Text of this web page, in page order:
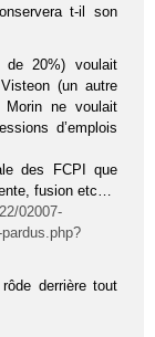
t-il son
de 20%) voulait
(un autre
Morin ne voulait
d’emplois
des FCPI que
fusion etc…
02007-
derrière tout